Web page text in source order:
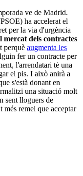
ve de Madrid.
ha accelerat el
per la via d'urgència
mercat dels contractes
perquè augmenta les
fer un contracte per
l'arrendatari té una
el pis. I això anirà a
s'està donant en
una situació molt
sent lloguers de
remei que acceptar